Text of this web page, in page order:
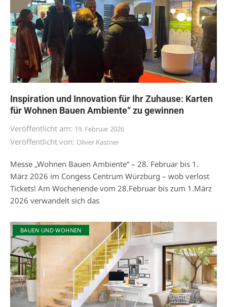
Inspiration und Innovation für Ihr Zuhause: Karten
für Wohnen Bauen Ambiente“ zu gewinnen
Veröffentlicht am: 19. Februar 2026
Veröffentlicht von: Oliver Kastner
Messe „Wohnen Bauen Ambiente“ – 28. Februar bis 1.
März 2026 im Congess Centrum Würzburg – wob verlost
Tickets! Am Wochenende vom 28.Februar bis zum 1.März
2026 verwandelt sich das
BAUEN UND WOHNEN